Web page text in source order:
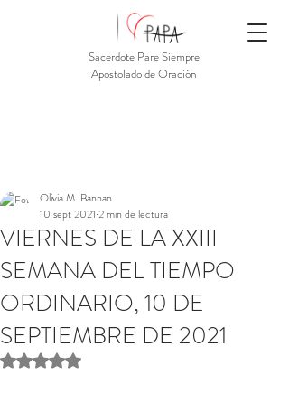
Sacerdote Pare Siempre
Apostolado de Oración
VIERNES DE LA XXIII
SEMANA DEL TIEMPO
ORDINARIO, 10 DE
SEPTIEMBRE DE 2021
Olivia M. Bannan
10 sept 2021 2 min de lectura
Obtuvo NaN de 5 estrellas.